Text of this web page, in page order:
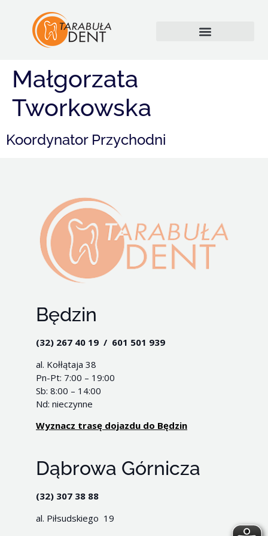
Małgorzata
Tworkowska
Koordynator Przychodni
Będzin
(32) 267 40 19 / 601 501 939
al. Kołłątaja 38
Pn-Pt: 7:00 – 19:00
Sb: 8:00 – 14:00
Nd: nieczynne
Wyznacz trasę dojazdu do Będzin
Dąbrowa Górnicza
(32) 307 38 88
al. Piłsudskiego 19